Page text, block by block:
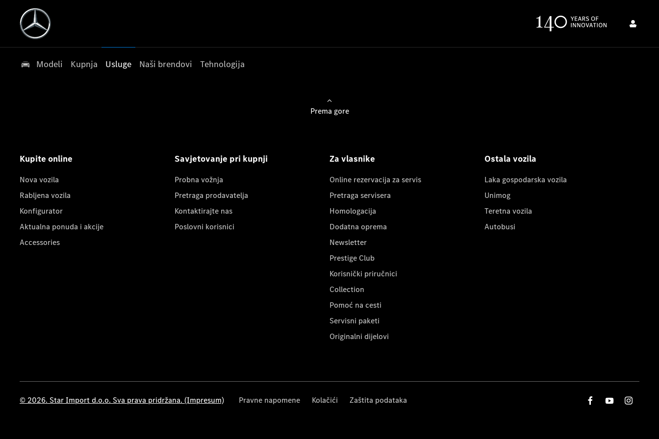
Modeli Kupnja Usluge Naši brendovi Tehnologija
Prema gore
Kupite online
Nova vozila
Rabljena vozila
Konfigurator
Aktualna ponuda i akcije
Accessories
Savjetovanje pri kupnji
Probna vožnja
Pretraga prodavatelja
Kontaktirajte nas
Poslovni korisnici
Za vlasnike
Online rezervacija za servis
Pretraga servisera
Homologacija
Dodatna oprema
Newsletter
Prestige Club
Korisnički priručnici
Collection
Pomoć na cesti
Servisni paketi
Originalni dijelovi
Ostala vozila
Laka gospodarska vozila
Unimog
Teretna vozila
Autobusi
© 2026. Star Import d.o.o. Sva prava pridržana. (Impresum) Pravne napomene Kolačići Zaštita podataka